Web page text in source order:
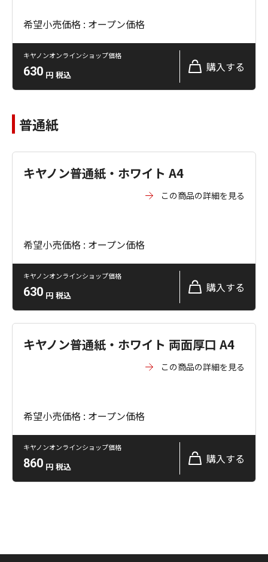
希望小売価格 : オープン価格
キヤノンオンラインショップ価格
630 円 税込
購入する
普通紙
キヤノン普通紙・ホワイト A4
この商品の詳細を見る
希望小売価格 : オープン価格
キヤノンオンラインショップ価格
630 円 税込
購入する
キヤノン普通紙・ホワイト 両面厚口 A4
この商品の詳細を見る
希望小売価格 : オープン価格
キヤノンオンラインショップ価格
860 円 税込
購入する